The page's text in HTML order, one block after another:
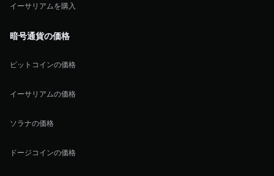
イーサリアムを購入
暗号通貨の価格
ビットコインの価格
イーサリアムの価格
ソラナの価格
ドージコインの価格